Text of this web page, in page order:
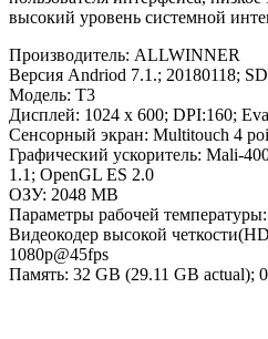
высокий уровень системной
Производитель: ALLWINNER
Версия Andriod 7.1.; 20180118;
Модель: T3
Дисплей: 1024 х 600; DPI:160;
Сенсорный экран: Multitouch 4
Графический ускоритель: Mali-
1.1; OpenGL ES 2.0
ОЗУ: 2048 МВ
Параметры рабочей
Видеокодер высокой
1080р@45fps
Память: 32 GB (29.11 GB actual);